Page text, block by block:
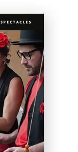
SPECTACLES